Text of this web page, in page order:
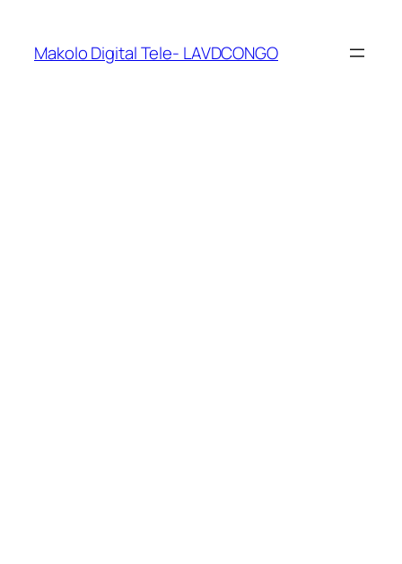
Makolo Digital Tele- LAVDCONGO